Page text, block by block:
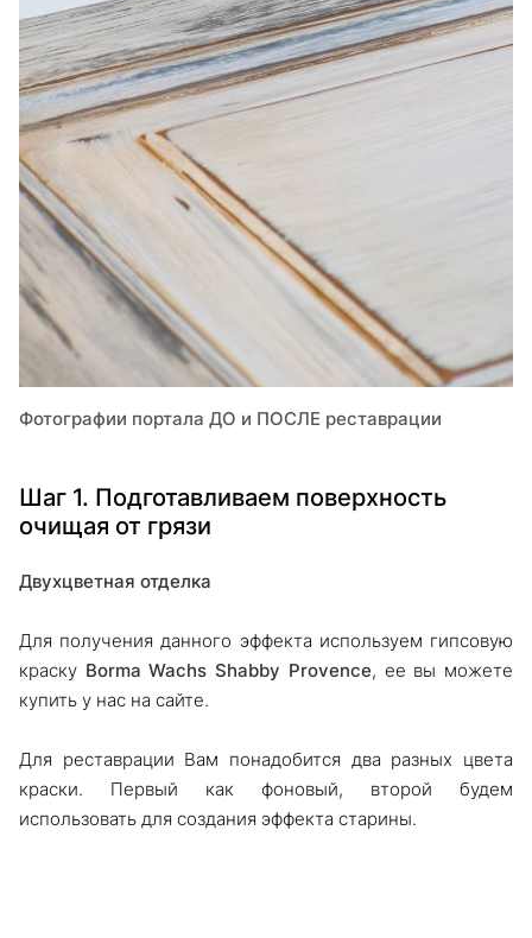
Фотографии портала ДО и ПОСЛЕ реставрации
Шаг 1. Подготавливаем поверхность
очищая от грязи
Двухцветная отделка
Для получения данного эффекта используем гипсовую
краску Borma Wachs Shabby Provence, ее вы можете
купить у нас на сайте.
Для реставрации Вам понадобится два разных цвета
краски. Первый как фоновый, второй будем
использовать для создания эффекта старины.